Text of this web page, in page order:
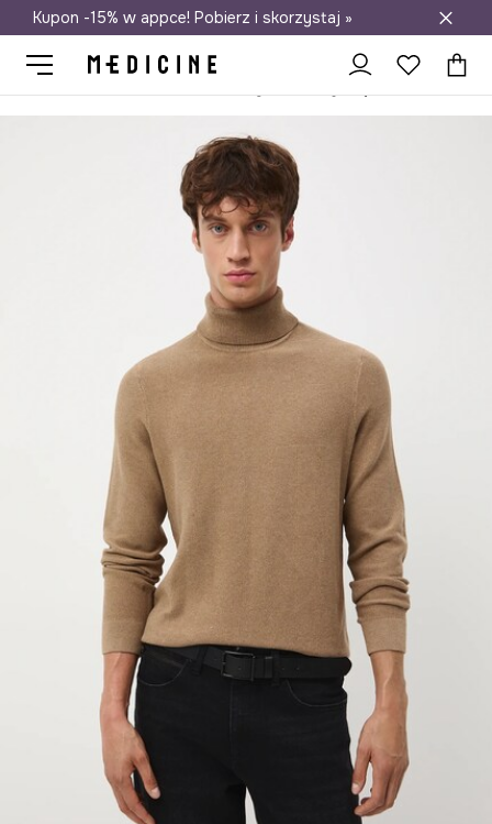
Darmowa dostawa do salonów
Kupon -15% w appce! Pobierz i skorzystaj »